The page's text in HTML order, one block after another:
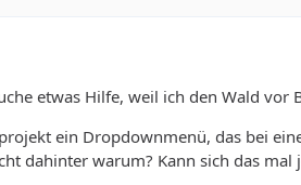
etwas Hilfe, weil ich den Wald vor
ein Dropdownmenü, das bei
dahinter warum? Kann sich das